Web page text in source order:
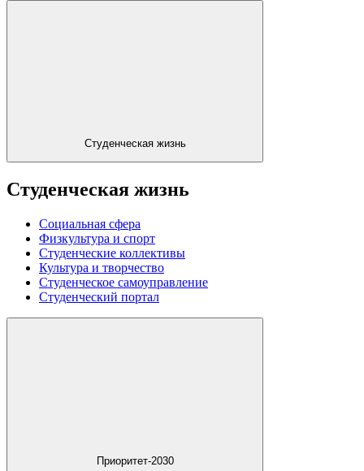
Студенческая жизнь
Студенческая жизнь
Социальная сфера
Физкультура и спорт
Студенческие коллективы
Культура и творчество
Студенческое самоуправление
Студенческий портал
Приоритет-2030